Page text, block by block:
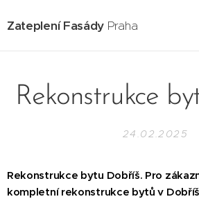
Zateplení Fasády Praha
Rekonstrukce
24.02.2025
Rekonstrukce bytu Dobříš. Pro
kompletní rekonstrukce bytů v